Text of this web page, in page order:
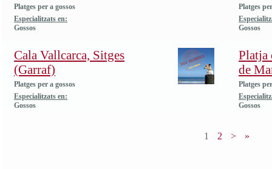
Platges per a gossos
Especialitzats en:
Gossos
Platges
Gossos
Cala Vallcarca, Sitges
(Garraf)
Platges per a gossos
Especialitzats en:
Gossos
Platja
de
Platges
Gossos
1 2 > »